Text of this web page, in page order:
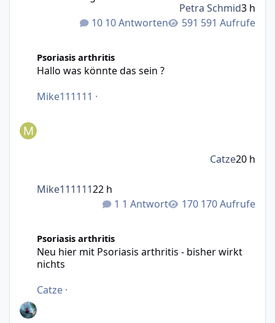
10 Antworten 591 Aufrufe
Petra Schmid3 h
Psoriasis arthritis
Hallo was könnte das sein ?
Mike111111 ·
1 Antwort 170 Aufrufe
Mike11111122 h
Catze20 h
Psoriasis arthritis
Neu hier mit Psoriasis arthritis - bisher wirkt
nichts
Catze ·